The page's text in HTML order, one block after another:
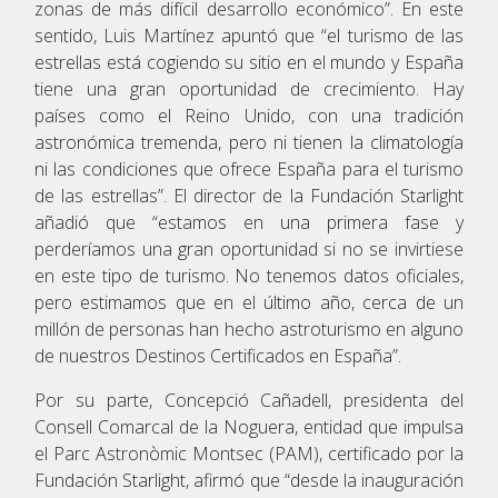
zonas de más difícil desarrollo económico”. En este
sentido, Luis Martínez apuntó que “el turismo de las
estrellas está cogiendo su sitio en el mundo y España
tiene una gran oportunidad de crecimiento. Hay
países como el Reino Unido, con una tradición
astronómica tremenda, pero ni tienen la climatología
ni las condiciones que ofrece España para el turismo
de las estrellas”. El director de la Fundación Starlight
añadió que “estamos en una primera fase y
perderíamos una gran oportunidad si no se invirtiese
en este tipo de turismo. No tenemos datos oficiales,
pero estimamos que en el último año, cerca de un
millón de personas han hecho astroturismo en alguno
de nuestros Destinos Certificados en España”.
Por su parte, Concepció Cañadell, presidenta del
Consell Comarcal de la Noguera, entidad que impulsa
el Parc Astronòmic Montsec (PAM), certificado por la
Fundación Starlight, afirmó que “desde la inauguración